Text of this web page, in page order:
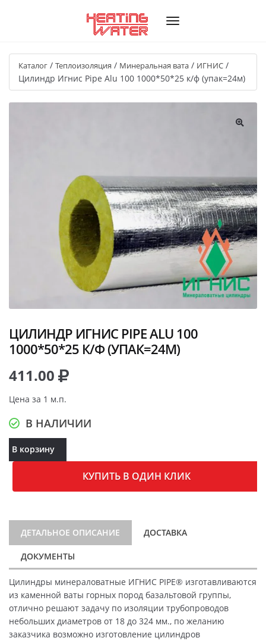
Каталог / Теплоизоляция / Минеральная вата / ИГНИС /
Цилиндр Игнис Pipe Alu 100 1000*50*25 к/ф (упак=24м)
ЦИЛИНДР ИГНИС PIPE ALU 100
1000*50*25 К/Ф (УПАК=24М)
411.00
Цена за 1 м.п.
В НАЛИЧИИ
В корзину
КУПИТЬ В ОДИН КЛИК
ДЕТАЛЬНОЕ ОПИСАНИЕ ДОСТАВКА
ДОКУМЕНТЫ
Цилиндры минераловатные ИГНИС PIPE® изготавливаются
из каменной ваты горных пород базальтовой группы,
отлично решают задачу по изоляции трубопроводов
небольших диаметров от 18 до 324 мм., по желанию
заказчика возможно изготовление цилиндров